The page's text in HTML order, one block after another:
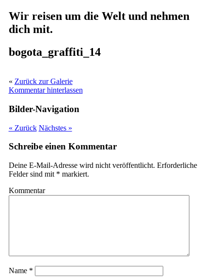
Wir reisen um die Welt und nehmen
dich mit.
bogota_graffiti_14
« Zurück zur Galerie
Kommentar hinterlassen
Bilder-Navigation
« Zurück Nächstes »
Schreibe einen Kommentar
Deine E-Mail-Adresse wird nicht veröffentlicht. Erforderliche
Felder sind mit * markiert.
Kommentar
Name *